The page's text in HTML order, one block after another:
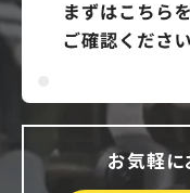
お気軽